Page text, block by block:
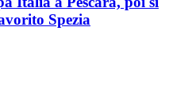
Spezia